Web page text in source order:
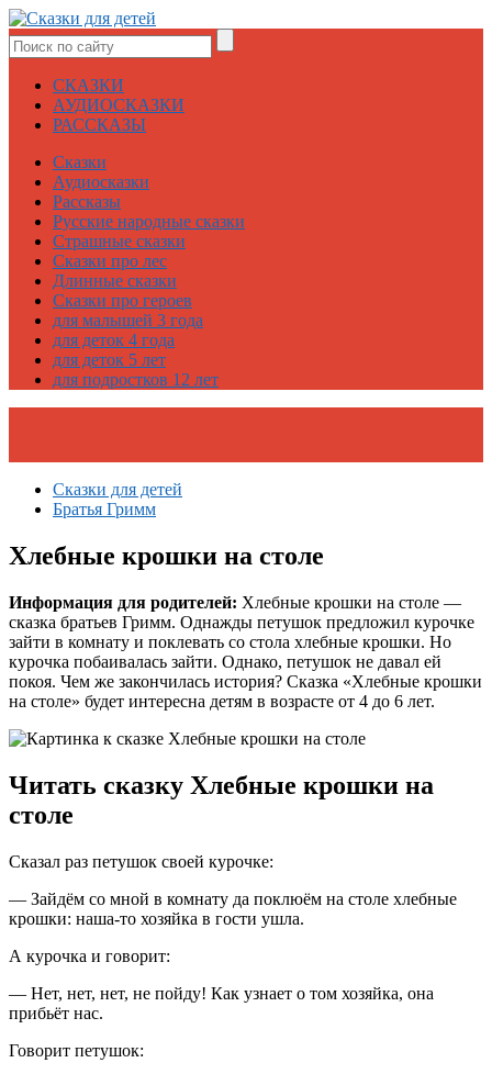
СКАЗКИ
АУДИОСКАЗКИ
РАССКАЗЫ
Сказки
Аудиосказки
Рассказы
Русские народные сказки
Страшные сказки
Сказки про лес
Длинные сказки
Сказки про героев
для малышей 3 года
для деток 4 года
для деток 5 лет
для подростков 12 лет
Сказки для детей
Братья Гримм
Хлебные крошки на столе
Информация для родителей: Хлебные крошки на столе —
сказка братьев Гримм. Однажды петушок предложил курочке
зайти в комнату и поклевать со стола хлебные крошки. Но
курочка побаивалась зайти. Однако, петушок не давал ей
покоя. Чем же закончилась история? Сказка «Хлебные крошки
на столе» будет интересна детям в возрасте от 4 до 6 лет.
Читать сказку Хлебные крошки на
столе
Сказал раз петушок своей курочке:
— Зайдём со мной в комнату да поклюём на столе хлебные
крошки: наша-то хозяйка в гости ушла.
А курочка и говорит:
— Нет, нет, нет, не пойду! Как узнает о том хозяйка, она
прибьёт нас.
Говорит петушок: